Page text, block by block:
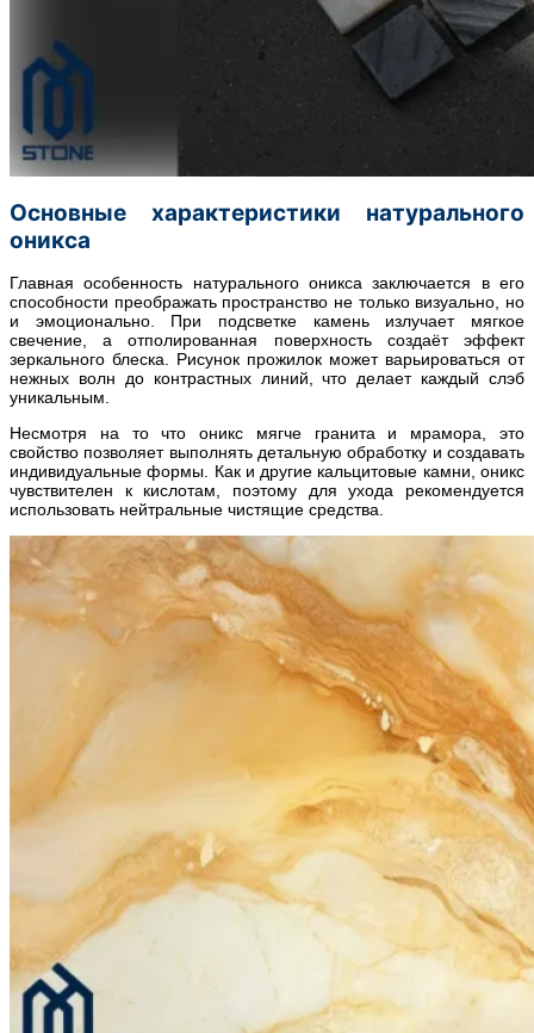
Основные характеристики натурального
оникса
Главная особенность натурального оникса заключается в его
способности преображать пространство не только визуально, но
и эмоционально. При подсветке камень излучает мягкое
свечение, а отполированная поверхность создаёт эффект
зеркального блеска. Рисунок прожилок может варьироваться от
нежных волн до контрастных линий, что делает каждый слэб
уникальным.
Несмотря на то что оникс мягче гранита и мрамора, это
свойство позволяет выполнять детальную обработку и создавать
индивидуальные формы. Как и другие кальцитовые камни, оникс
чувствителен к кислотам, поэтому для ухода рекомендуется
использовать нейтральные чистящие средства.